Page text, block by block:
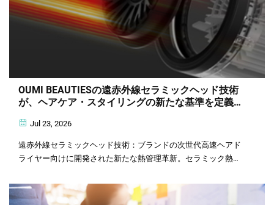
OUMI BEAUTIESの遠赤外線セラミックヘッド技術
が、ヘアケア・スタイリングの新たな基準を定義し
Jul 23, 2026
遠赤外線セラミックヘッド技術：ブランドの次世代高速ヘアド
ライヤー向けに開発された新たな熱管理革新。セラミック熱伝
を融合。